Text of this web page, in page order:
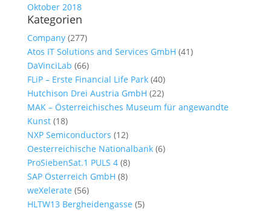
Oktober 2018
Kategorien
Company(277)
Atos IT Solutions and Services GmbH (41)
DaVinciLab (66)
FLiP – Erste Financial Life Park(40)
Hutchison Drei Austria GmbH (22)
MAK – Österreichisches Museum für angewandte
Kunst(18)
NXP Semiconductors (12)
Oesterreichische Nationalbank(6)
ProSiebenSat.1 PULS 4(8)
SAP Österreich GmbH (8)
weXelerate (56)
HLTW13 Bergheidengasse (5)